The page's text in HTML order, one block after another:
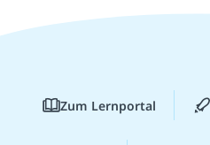
Zum Lernportal